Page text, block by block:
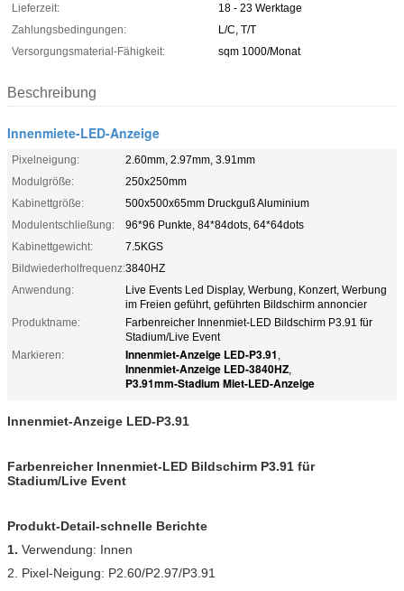
Lieferzeit:
18 - 23 Werktage
Zahlungsbedingungen:
L/C, T/T
Versorgungsmaterial-Fähigkeit:
sqm 1000/Monat
Beschreibung
Innenmiete-LED-Anzeige
Pixelneigung:
2.60mm, 2.97mm, 3.91mm
Modulgröße:
250x250mm
Kabinettgröße:
500x500x65mm Druckguß Aluminium
Modulentschließung:
96*96 Punkte, 84*84dots, 64*64dots
Kabinettgewicht:
7.5KGS
Bildwiederholfrequenz:3840HZ
Anwendung:
Live Events Led Display, Werbung, Konzert, Werbung
im Freien geführt, geführten Bildschirm annoncier
Produktname:
Farbenreicher Innenmiet-LED Bildschirm P3.91 für
Stadium/Live Event
Markieren:
Innenmiet-Anzeige LED-P3.91 ,
Innenmiet-Anzeige LED-3840HZ,
P3.91mm-Stadium Miet-LED-Anzeige
Innenmiet-Anzeige LED-P3.91
Farbenreicher Innenmiet-LED Bildschirm P3.91 für
Stadium/Live Event
Produkt-Detail-schnelle Berichte
1. Verwendung: Innen
2. Pixel-Neigung: P2.60/P2.97/P3.91